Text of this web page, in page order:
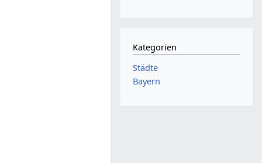
Kategorien
Städte
Bayern